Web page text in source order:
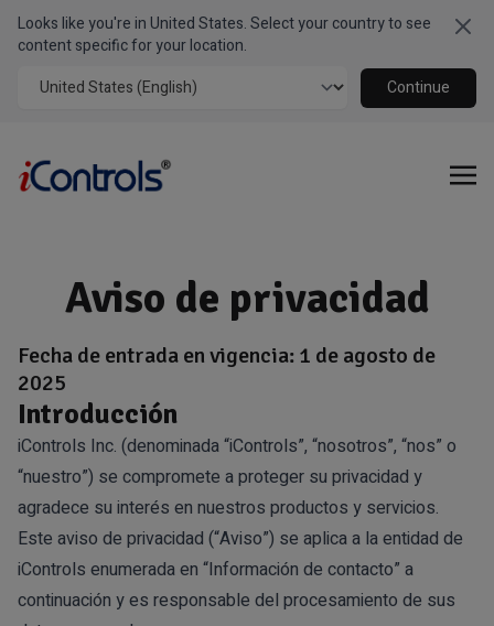
Looks like you're in United States. Select your country to see
content specific for your location.
Continue
Aviso de privacidad
Fecha de entrada en vigencia: 1 de agosto de
2025
Introducción
iControls Inc. (denominada “iControls”, “nosotros”, “nos” o
“nuestro”) se compromete a proteger su privacidad y
agradece su interés en nuestros productos y servicios.
Este aviso de privacidad (“Aviso”) se aplica a la entidad de
iControls enumerada en “Información de contacto” a
continuación y es responsable del procesamiento de sus